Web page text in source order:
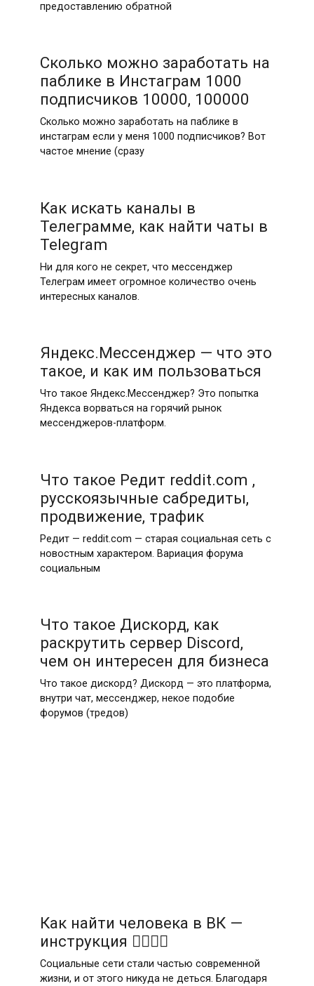
предоставлению обратной
Сколько можно заработать на
паблике в Инстаграм 1000
подписчиков 10000, 100000
Сколько можно заработать на паблике в
инстаграм если у меня 1000 подписчиков? Вот
частое мнение (сразу
Как искать каналы в
Телеграмме, как найти чаты в
Telegram
Ни для кого не секрет, что мессенджер
Телеграм имеет огромное количество очень
интересных каналов.
Яндекс.Мессенджер — что это
такое, и как им пользоваться
Что такое Яндекс.Мессенджер? Это попытка
Яндекса ворваться на горячий рынок
мессенджеров-платформ.
Что такое Редит reddit.com ,
русскоязычные сабредиты,
продвижение, трафик
Редит — reddit.com — старая социальная сеть с
новостным характером. Вариация форума
социальным
Что такое Дискорд, как
раскрутить сервер Discord,
чем он интересен для бизнеса
Что такое дискорд? Дискорд — это платформа,
внутри чат, мессенджер, некое подобие
форумов (тредов)
Как найти человека в ВК —
инструкция 🙋‍♀️🙋‍♂️
Социальные сети стали частью современной
жизни, и от этого никуда не деться. Благодаря